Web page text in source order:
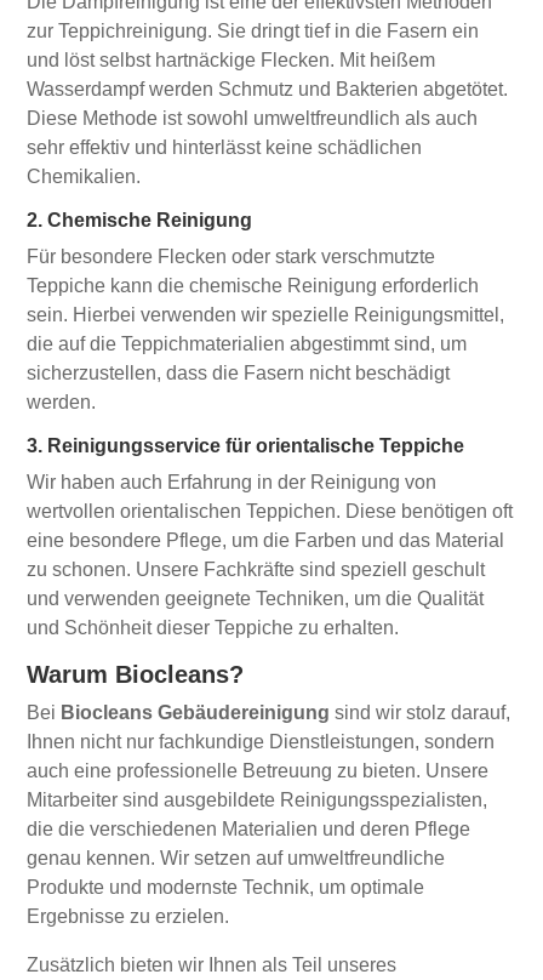
zur Teppichreinigung. Sie dringt tief in die Fasern ein
und löst selbst hartnäckige Flecken. Mit heißem
Wasserdampf werden Schmutz und Bakterien abgetötet.
Diese Methode ist sowohl umweltfreundlich als auch
sehr effektiv und hinterlässt keine schädlichen
Chemikalien.
2. Chemische Reinigung
Für besondere Flecken oder stark verschmutzte
Teppiche kann die chemische Reinigung erforderlich
sein. Hierbei verwenden wir spezielle Reinigungsmittel,
die auf die Teppichmaterialien abgestimmt sind, um
sicherzustellen, dass die Fasern nicht beschädigt
werden.
3. Reinigungsservice für orientalische Teppiche
Wir haben auch Erfahrung in der Reinigung von
wertvollen orientalischen Teppichen. Diese benötigen oft
eine besondere Pflege, um die Farben und das Material
zu schonen. Unsere Fachkräfte sind speziell geschult
und verwenden geeignete Techniken, um die Qualität
und Schönheit dieser Teppiche zu erhalten.
Warum Biocleans?
Bei Biocleans Gebäudereinigung sind wir stolz darauf,
Ihnen nicht nur fachkundige Dienstleistungen, sondern
auch eine professionelle Betreuung zu bieten. Unsere
Mitarbeiter sind ausgebildete Reinigungsspezialisten,
die die verschiedenen Materialien und deren Pflege
genau kennen. Wir setzen auf umweltfreundliche
Produkte und modernste Technik, um optimale
Ergebnisse zu erzielen.
Zusätzlich bieten wir Ihnen als Teil unseres